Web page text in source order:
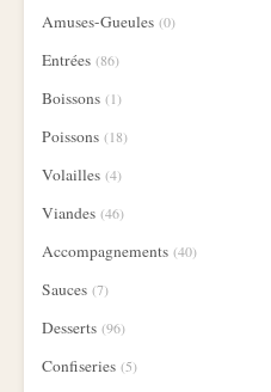
Amuses-Gueules (0)
Entrées (86)
Boissons (1)
Poissons (18)
Volailles (4)
Viandes (46)
Accompagnements (40)
Sauces (7)
Desserts (96)
Confiseries (5)